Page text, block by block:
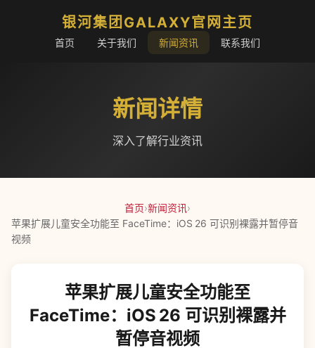
银河集团GALAXY官网主页
首页 关于我们 新闻资讯 联系我们
新闻详情
深入了解行业资讯
首页›新闻资讯›
苹果扩展儿童安全功能至 FaceTime：iOS 26 可识别裸露并暂停音
视频
苹果扩展儿童安全功能至
FaceTime：iOS 26 可识别裸露并
暂停音视频